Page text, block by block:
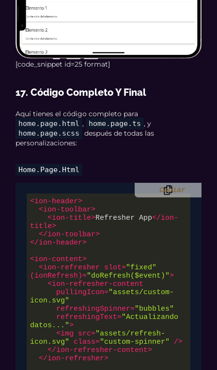
[code_snippet id=25 format]
17. Código Completo Y Final
Aquí tienes el código completo para
home.page.html , home.page.ts , y
home.page.scss
después de todas las
personalizaciones:
Home.page.html
Copiar
<ion-header>
<ion-toolbar>
<ion-title>Refresher App</ion-
title>
</ion-toolbar>
</ion-header>
<ion-content>
<ion-refresher slot="fixed"
( ionRefresh )="doRefresh($event)">
<ion-refresher-content
pullingIcon="assets/custom-
icon.svg"
refreshingSpinner="bubbles"
refreshingText="Actualizando
datos...">
<img src="assets/refresh-
icon.svg"
class="custom-spinner"
/>
</ion-refresher-content>
</ion-refresher>